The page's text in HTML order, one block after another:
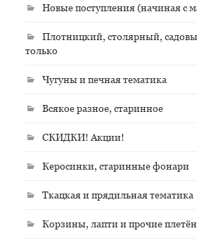
Новые поступления (начиная с
Плотницкий, столярный,
только
Чугуны и печная тематика
Всякое разное, старинное
СКИДКИ! Акции!
Керосинки, старинные фонари
Ткацкая и прядильная тематика
Корзины, лапти и прочие